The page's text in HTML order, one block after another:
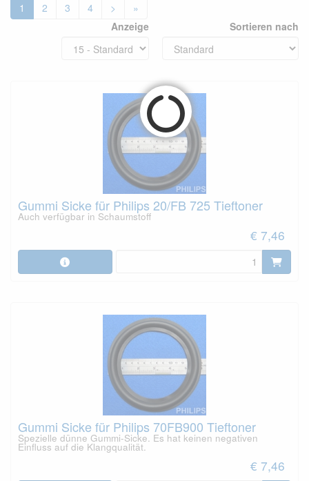
1 2 3 4 >
»
Anzeige
Sortieren nach
Gummi Sicke für Philips 20/FB 725 Tieftoner
Auch verfügbar in Schaumstoff
€ 7,46
Gummi Sicke für Philips 70FB900 Tieftoner
Spezielle dünne Gummi-Sicke. Es hat keinen negativen
Einfluss auf die Klangqualität.
€ 7,46